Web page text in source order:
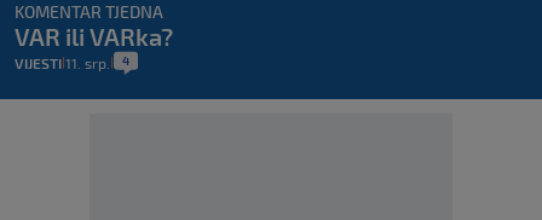
KOMENTAR TJEDNA
VAR ili VARka?
VIJESTI 11. srp. 4